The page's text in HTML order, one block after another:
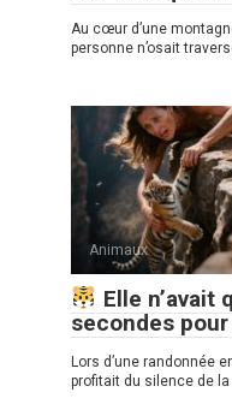
Au cœur d’une
personne n’osait
Animaux
Elle n’avait
secondes
Lors d’une randonnée
profitait du silence de